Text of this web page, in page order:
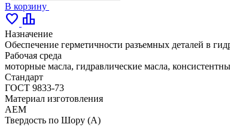
В корзину
favorite leaderboard
Назначение
Обеспечение герметичности разъемных деталей в
Рабочая среда
моторные масла, гидравлические масла,
Стандарт
ГОСТ 9833-73
Материал изготовления
AEM
Твердость по Шору (А)